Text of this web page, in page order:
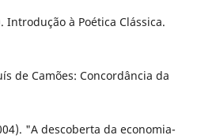
Introdução à Poética Clássica.
de Camões: Concordância da
"A descoberta da economia-